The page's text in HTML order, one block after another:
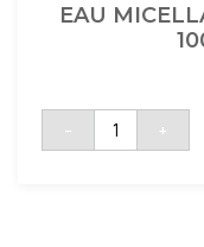
EAU
-
quantité
EAU
+